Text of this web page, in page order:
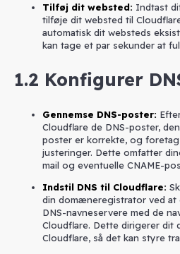
Tilføj dit websted: Indtast
tilføje dit websted til
automatisk dit websteds
kan tage et par sekunder at
1.2 Konfigurer
Gennemse DNS-poster:
Cloudflare de DNS-poster,
poster er korrekte, og
justeringer. Dette omfatter
mail og eventuelle CNAME-
Indstil DNS til Cloudflare:
din domæneregistrator ved
DNS-navneservere med de
Cloudflare. Dette dirigerer dit
Cloudflare, så det kan styre